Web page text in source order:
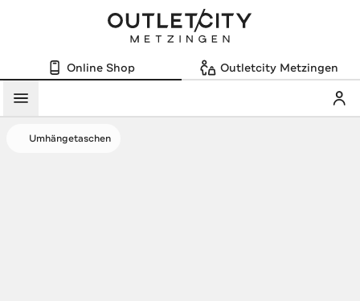
Online Shop Outletcity Metzingen
Menü
Umhängetaschen